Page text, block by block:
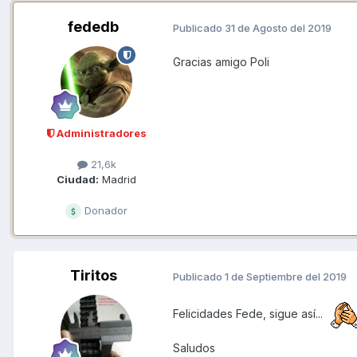
fededb
Administradores
21,6k
Ciudad: Madrid
Donador
Publicado 31 de Agosto del 2019
Gracias amigo Poli
Tiritos Publicado 1 de Septiembre del 2019
Felicidades Fede, sigue así...
Saludos